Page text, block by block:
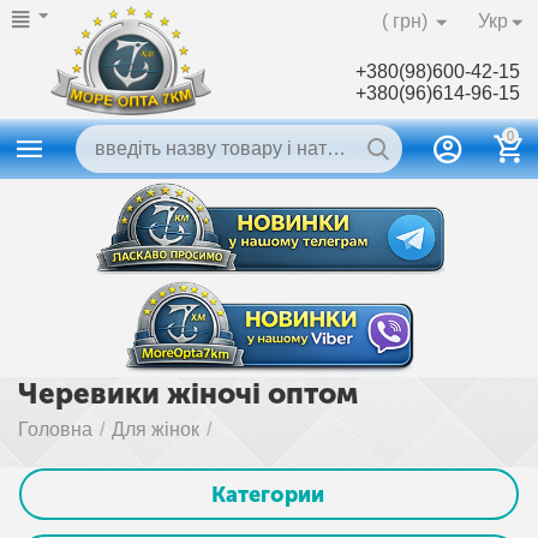
Укр
( грн)
+380(98)600-42-15
+380(96)614-96-15
0
Черевики жіночі оптом
Головна / Для жінок /
Категории